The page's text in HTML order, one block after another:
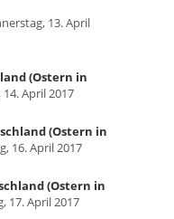
13. April
(Ostern in
14. April 2017
(Ostern in
16. April 2017
(Ostern in
17. April 2017